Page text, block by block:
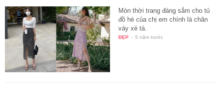
Món thời trang đáng sắm cho tủ
đồ hè của chị em chính là chân
váy xẻ tà.
ĐẸP - 5 năm trước